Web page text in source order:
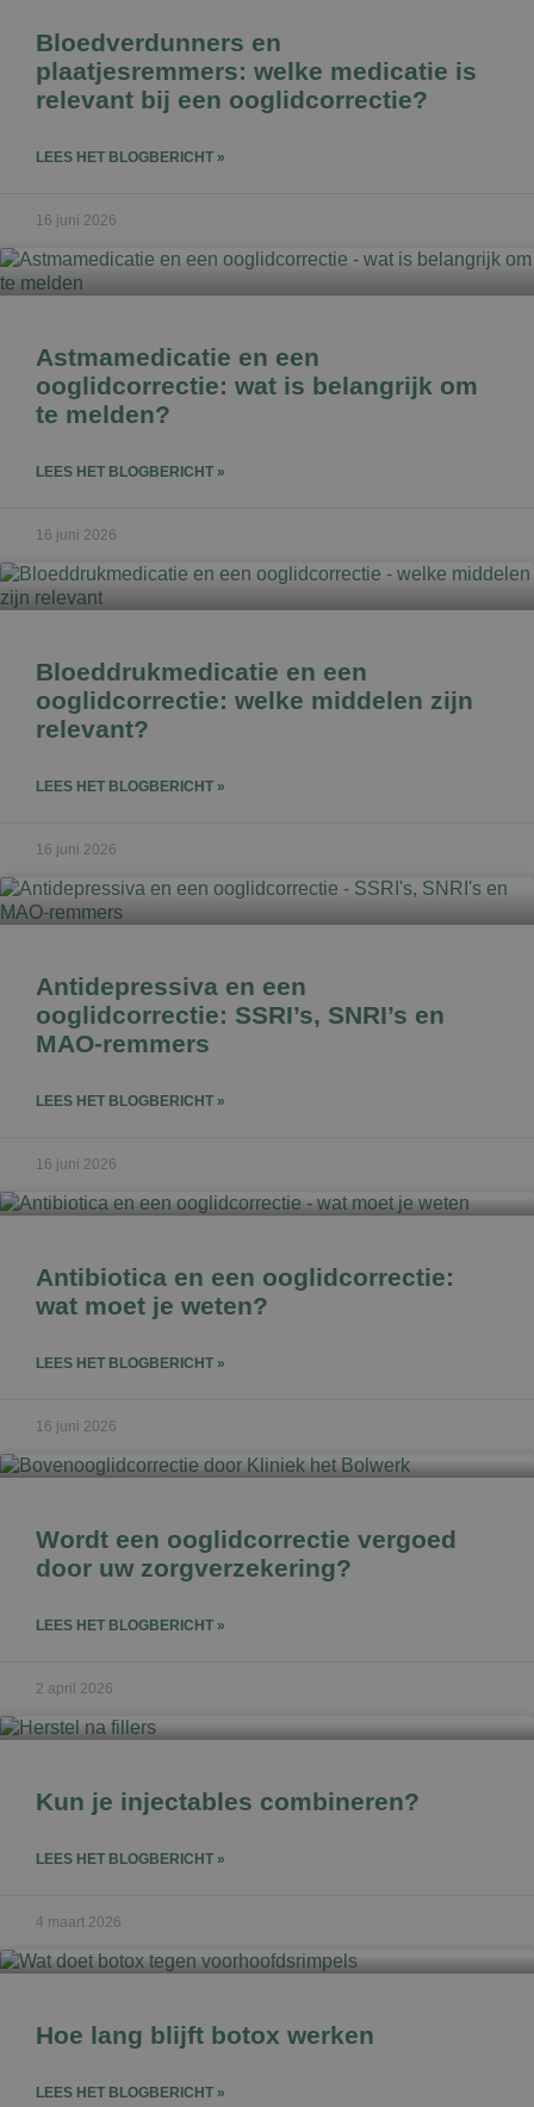
Bloedverdunners en
plaatjesremmers: welke medicatie is
relevant bij een ooglidcorrectie?
LEES HET BLOGBERICHT »
16 juni 2026
Astmamedicatie en een
ooglidcorrectie: wat is belangrijk om
te melden?
LEES HET BLOGBERICHT »
16 juni 2026
Bloeddrukmedicatie en een
ooglidcorrectie: welke middelen zijn
relevant?
LEES HET BLOGBERICHT »
16 juni 2026
Antidepressiva en een
ooglidcorrectie: SSRI’s, SNRI’s en
MAO-remmers
LEES HET BLOGBERICHT »
16 juni 2026
Antibiotica en een ooglidcorrectie:
wat moet je weten?
LEES HET BLOGBERICHT »
16 juni 2026
Wordt een ooglidcorrectie vergoed
door uw zorgverzekering?
LEES HET BLOGBERICHT »
2 april 2026
Kun je injectables combineren?
LEES HET BLOGBERICHT »
4 maart 2026
Hoe lang blijft botox werken
LEES HET BLOGBERICHT »